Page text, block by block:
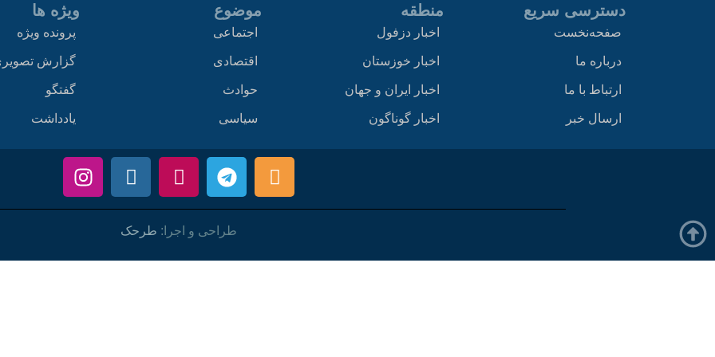
دسترسی سریع
صفحه‌نخست
درباره ما
ارتباط با ما
ارسال خبر
منطقه
اخبار دزفول
اخبار خوزستان
اخبار ایران و جهان
اخبار گوناگون
موضوع
اجتماعی
اقتصادی
حوادث
سیاسی
ویژه ها
پرونده ویژه
گزارش
گفتگو
یادداشت
طراحی و اجرا: طرحک